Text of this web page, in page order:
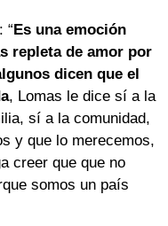
“Es una emoción
repleta de amor por
dicen que el
, Lomas le dice sí a la
sí a la comunidad,
y que lo merecemos,
creer que que no
somos un país